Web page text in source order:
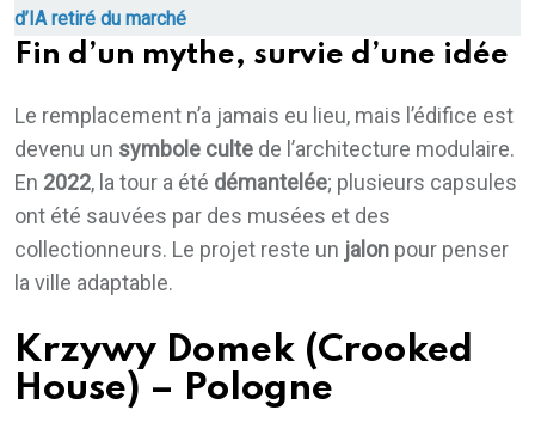
d’IA retiré du marché
Fin d’un mythe, survie d’une idée
Le remplacement n’a jamais eu lieu, mais l’édifice est
devenu un symbole culte de l’architecture modulaire.
En 2022, la tour a été démantelée; plusieurs capsules
ont été sauvées par des musées et des
collectionneurs. Le projet reste un jalon pour penser
la ville adaptable.
Krzywy Domek (Crooked
House) – Pologne